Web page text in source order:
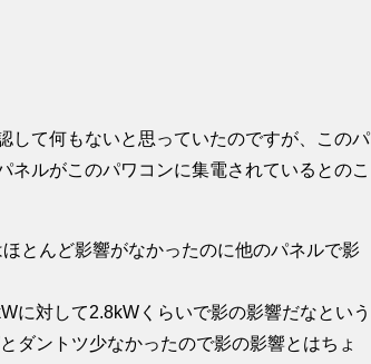
して何もないと思っていたのですが、このパ
ネルがこのパワコンに集電されているとのこ
とんど影響がなかったのに他のパネルで影
に対して2.8kWくらいで影の影響だなという
ダントツ少なかったので影の影響とはちょ